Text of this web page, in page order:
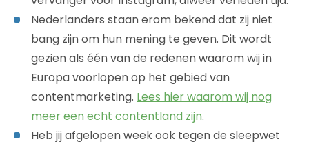
Nederlanders staan erom bekend dat zij niet
bang zijn om hun mening te geven. Dit wordt
gezien als één van de redenen waarom wij in
Europa voorlopen op het gebied van
contentmarketing. Lees hier waarom wij nog
meer een echt contentland zijn.
Heb jij afgelopen week ook tegen de sleepwet